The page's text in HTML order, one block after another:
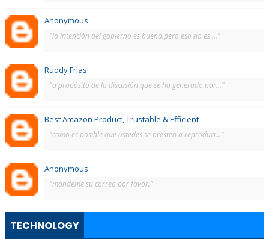
Anonymous
"la intención del gobierno es buena.pero eso no es ..."
Ruddy Frías
"a propósito de la discusión que se ha generado por..."
Best Amazon Product, Trustable & Efficient
"como es posible que ustedes se presten a reproduci..."
Anonymous
"màndeme su correo por favor."
TECHNOLOGY